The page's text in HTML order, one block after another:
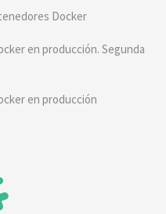
Docker
en producción. Segunda
en producción